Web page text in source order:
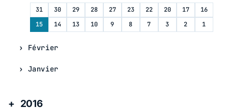
31 30 29 28 27 23 22 20 17
16
15
14 13 10 9 8 7 3 2 1
Février
Janvier
2016